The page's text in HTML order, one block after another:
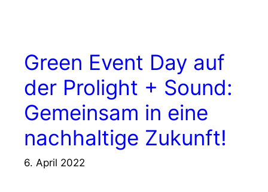
Green Event Day auf
der Prolight + Sound:
Gemeinsam in eine
nachhaltige Zukunft!
6. April 2022